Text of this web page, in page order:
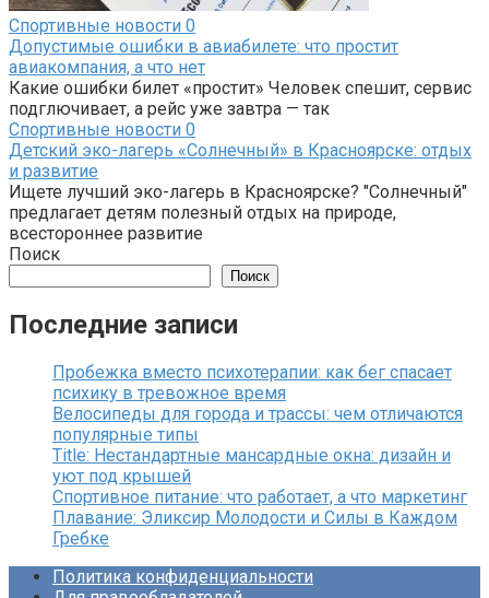
Спортивные новости 0
Допустимые ошибки в авиабилете: что простит
авиакомпания, а что нет
Какие ошибки билет «простит» Человек спешит, сервис
подглючивает, а рейс уже завтра — так
Спортивные новости 0
Детский эко-лагерь «Солнечный» в Красноярске: отдых
и развитие
Ищете лучший эко-лагерь в Красноярске? "Солнечный"
предлагает детям полезный отдых на природе,
всестороннее развитие
Поиск
Поиск
Последние записи
Пробежка вместо психотерапии: как бег спасает
психику в тревожное время
Велосипеды для города и трассы: чем отличаются
популярные типы
Title: Нестандартные мансардные окна: дизайн и
уют под крышей
Спортивное питание: что работает, а что маркетинг
Плавание: Эликсир Молодости и Силы в Каждом
Гребке
Политика конфиденциальности